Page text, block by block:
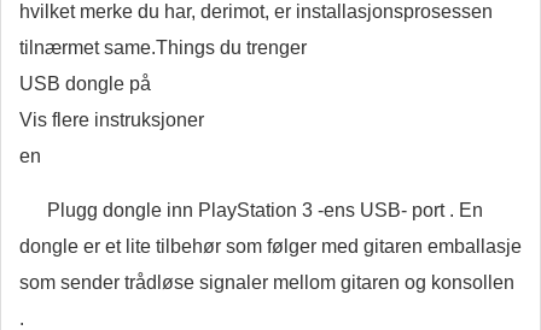
hvilket merke du har, derimot, er installasjonsprosessen
tilnærmet same.Things du trenger
USB dongle på
Vis flere instruksjoner
en
Plugg dongle inn PlayStation 3 -ens USB- port . En
dongle er et lite tilbehør som følger med gitaren emballasje
som sender trådløse signaler mellom gitaren og konsollen
.